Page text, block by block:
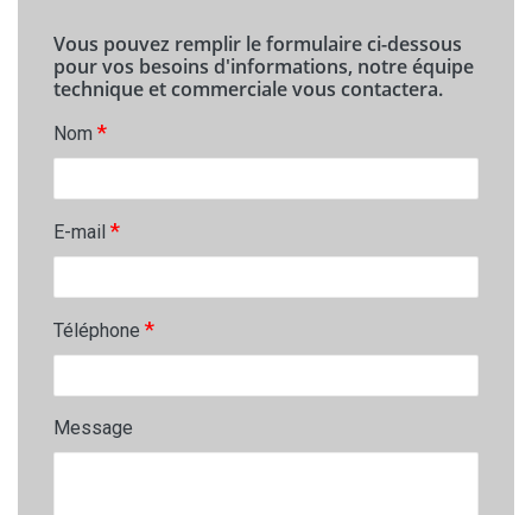
Vous pouvez remplir le formulaire ci-dessous
pour vos besoins d'informations, notre équipe
technique et commerciale vous contactera.
Nom *
E-mail *
Téléphone *
Message